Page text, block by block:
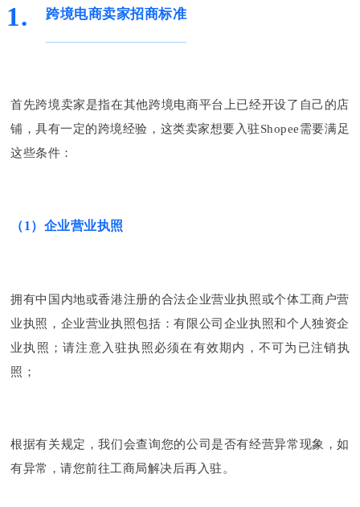
1. 跨境电商卖家招商标准
首先跨境卖家是指在其他跨境电商平台上已经开设了自己的店
铺，具有一定的跨境经验，这类卖家想要入驻Shopee需要满足
这些条件：
（1）企业营业执照
拥有中国内地或香港注册的合法企业营业执照或个体工商户营
业执照，企业营业执照包括：有限公司企业执照和个人独资企
业执照；请注意入驻执照必须在有效期内，不可为已注销执
照；
根据有关规定，我们会查询您的公司是否有经营异常现象，如
有异常，请您前往工商局解决后再入驻。